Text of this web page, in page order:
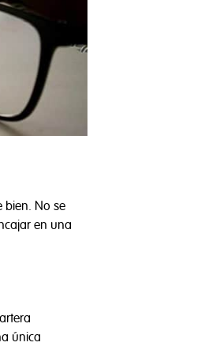
cookies propias y de terceros
nuestros servicios, contenidos
bien. No se
en una
única